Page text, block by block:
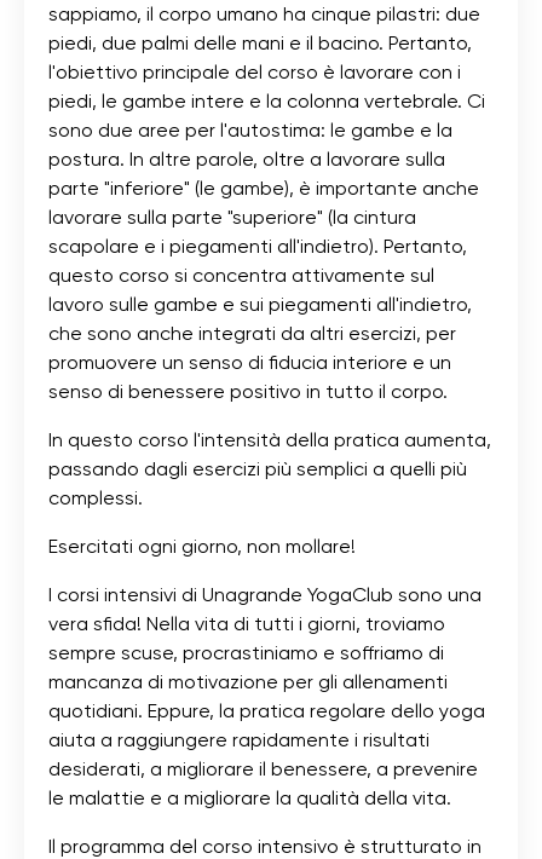
sappiamo, il corpo umano ha cinque pilastri: due
piedi, due palmi delle mani e il bacino. Pertanto,
l'obiettivo principale del corso è lavorare con i
piedi, le gambe intere e la colonna vertebrale. Ci
sono due aree per l'autostima: le gambe e la
postura. In altre parole, oltre a lavorare sulla
parte "inferiore" (le gambe), è importante anche
lavorare sulla parte "superiore" (la cintura
scapolare e i piegamenti all'indietro). Pertanto,
questo corso si concentra attivamente sul
lavoro sulle gambe e sui piegamenti all'indietro,
che sono anche integrati da altri esercizi, per
promuovere un senso di fiducia interiore e un
senso di benessere positivo in tutto il corpo.
In questo corso l'intensità della pratica aumenta,
passando dagli esercizi più semplici a quelli più
complessi.
Esercitati ogni giorno, non mollare!
I corsi intensivi di Unagrande YogaClub sono una
vera sfida! Nella vita di tutti i giorni, troviamo
sempre scuse, procrastiniamo e soffriamo di
mancanza di motivazione per gli allenamenti
quotidiani. Eppure, la pratica regolare dello yoga
aiuta a raggiungere rapidamente i risultati
desiderati, a migliorare il benessere, a prevenire
le malattie e a migliorare la qualità della vita.
Il programma del corso intensivo è strutturato in